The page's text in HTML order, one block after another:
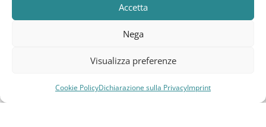
Accetta
Nega
Visualizza preferenze
Cookie PolicyDichiarazione sulla PrivacyImprint
Lista dei desideri
CarrelloMenu